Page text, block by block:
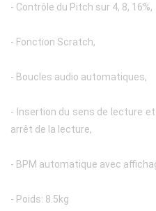
- Contrôle du Pitch sur 4, 8, 16%,
- Fonction Scratch,
- Boucles audio automatiques,
- Insertion du sens de lecture
arrêt de la lecture,
- BPM automatique avec
- Poids: 8.5kg